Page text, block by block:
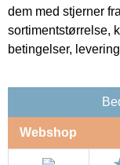
dem med stjerner
sortimentstørrelse,
betingelser,
Webshop